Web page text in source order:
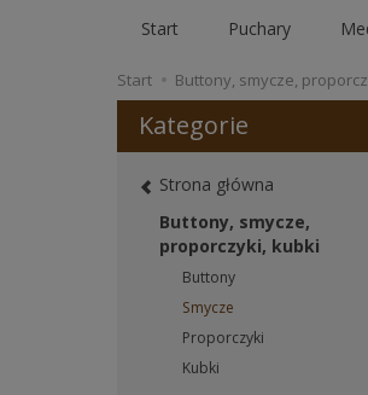
Start Puchary
Start Buttony, smycze,
Kategorie
Strona główna
Buttony, smycze,
proporczyki, kubki
Buttony
Smycze
Proporczyki
Kubki